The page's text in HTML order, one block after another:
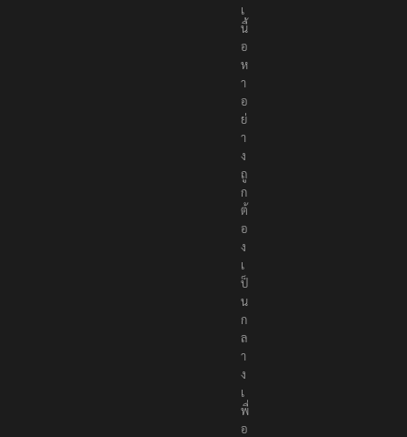
เ
นื้
อ
ห
า
อ
ย่
า
ง
ถู
ก
ต้
อ
ง
เ
ป็
น
ก
ล
า
ง
เ
พื่
อ